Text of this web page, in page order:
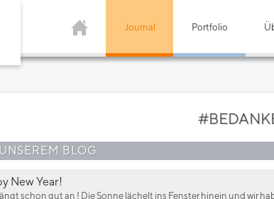
Journal Portfolio
BLOG
New Year!
schon gut an ! Die Sonne lächelt ins Fenster hinein und wir